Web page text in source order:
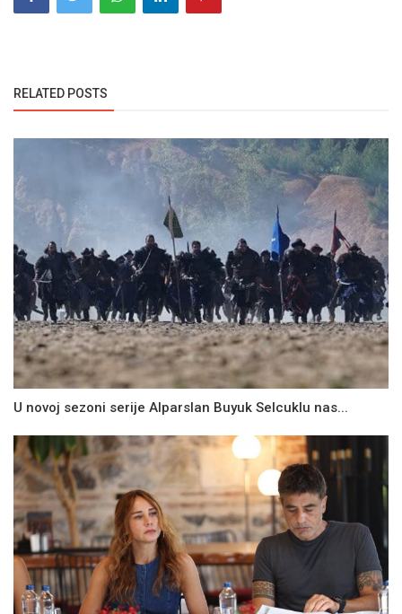
RELATED POSTS
U novoj sezoni serije Alparslan Buyuk Selcuklu nas...